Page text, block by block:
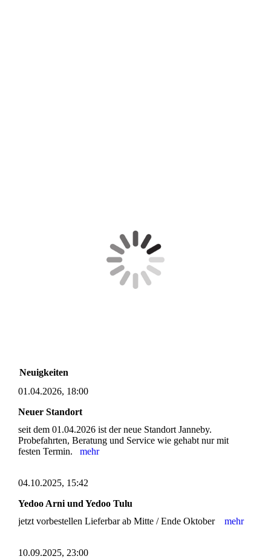
Neuigkeiten
01.04.2026, 18:00
Neuer Standort
seit dem 01.04.2026 ist der neue Standort Janneby.
Probefahrten, Beratung und Service wie gehabt nur mit
festen Termin. mehr
04.10.2025, 15:42
Yedoo Arni und Yedoo Tulu
jetzt vorbestellen Lieferbar ab Mitte / Ende Oktober mehr
10.09.2025, 23:00